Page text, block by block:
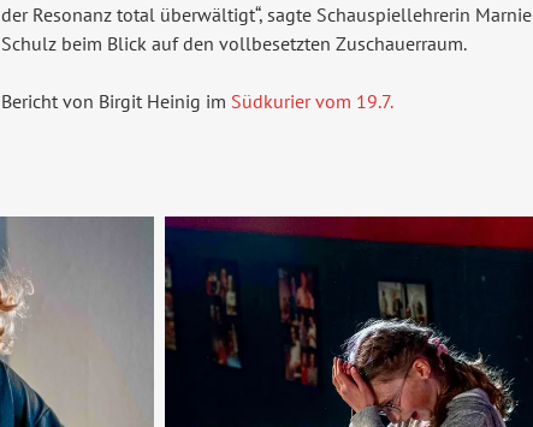
der Resonanz total überwältigt“, sagte Schauspiellehrerin Marnie
Schulz beim Blick auf den vollbesetzten Zuschauerraum.
Bericht von Birgit Heinig im Südkurier vom 19.7.